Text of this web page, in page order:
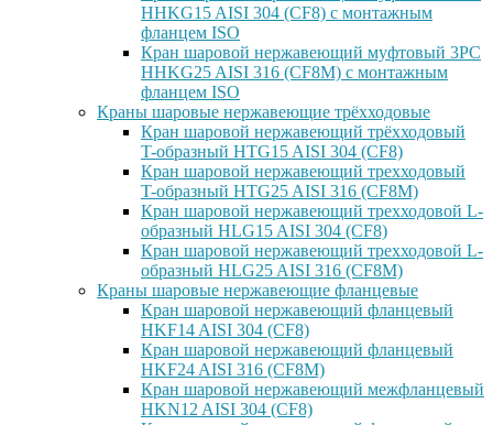
HHKG15 AISI 304 (CF8) с монтажным
фланцем ISO
Кран шаровой нержавеющий муфтовый 3PC
HHKG25 AISI 316 (CF8M) с монтажным
фланцем ISO
Краны шаровые нержавеющие трёхходовые
Кран шаровой нержавеющий трёхходовый
T-образный HTG15 AISI 304 (CF8)
Кран шаровой нержавеющий трехходовый
T-образный HTG25 AISI 316 (CF8M)
Кран шаровой нержавеющий трехходовой L-
образный HLG15 AISI 304 (CF8)
Кран шаровой нержавеющий трехходовой L-
образный HLG25 AISI 316 (CF8M)
Краны шаровые нержавеющие фланцевые
Кран шаровой нержавеющий фланцевый
HKF14 AISI 304 (CF8)
Кран шаровой нержавеющий фланцевый
HKF24 AISI 316 (CF8M)
Кран шаровой нержавеющий межфланцевый
HKN12 AISI 304 (CF8)